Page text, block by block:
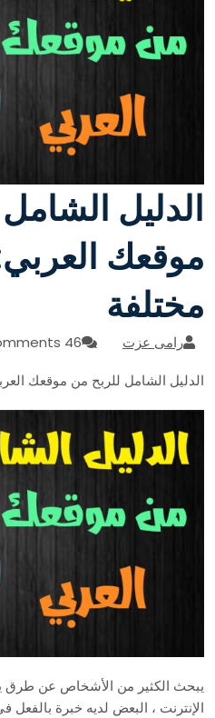
الدليل
مختلفة
رامى عزت
46 comments
الدليل الشامل للربح من موقعك العربي: 8طرق
يبحث الكثير من الأشخاص عن طرق
الإنترنت ، البعض لديه خبرة بالفعل